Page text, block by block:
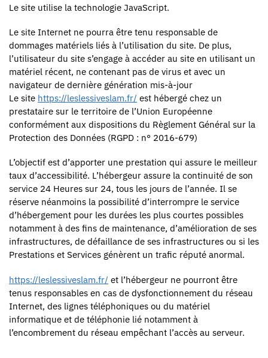
Le site utilise la technologie JavaScript.
Le site Internet ne pourra être tenu responsable de
dommages matériels liés à l’utilisation du site. De plus,
l’utilisateur du site s’engage à accéder au site en utilisant un
matériel récent, ne contenant pas de virus et avec un
navigateur de dernière génération mis-à-jour
Le site https://leslessiveslam.fr/ est hébergé chez un
prestataire sur le territoire de l’Union Européenne
conformément aux dispositions du Règlement Général sur la
Protection des Données (RGPD : n° 2016-679)
L’objectif est d’apporter une prestation qui assure le meilleur
taux d’accessibilité. L’hébergeur assure la continuité de son
service 24 Heures sur 24, tous les jours de l’année. Il se
réserve néanmoins la possibilité d’interrompre le service
d’hébergement pour les durées les plus courtes possibles
notamment à des fins de maintenance, d’amélioration de ses
infrastructures, de défaillance de ses infrastructures ou si les
Prestations et Services génèrent un trafic réputé anormal.
https://leslessiveslam.fr/ et l’hébergeur ne pourront être
tenus responsables en cas de dysfonctionnement du réseau
Internet, des lignes téléphoniques ou du matériel
informatique et de téléphonie lié notamment à
l’encombrement du réseau empêchant l’accès au serveur.